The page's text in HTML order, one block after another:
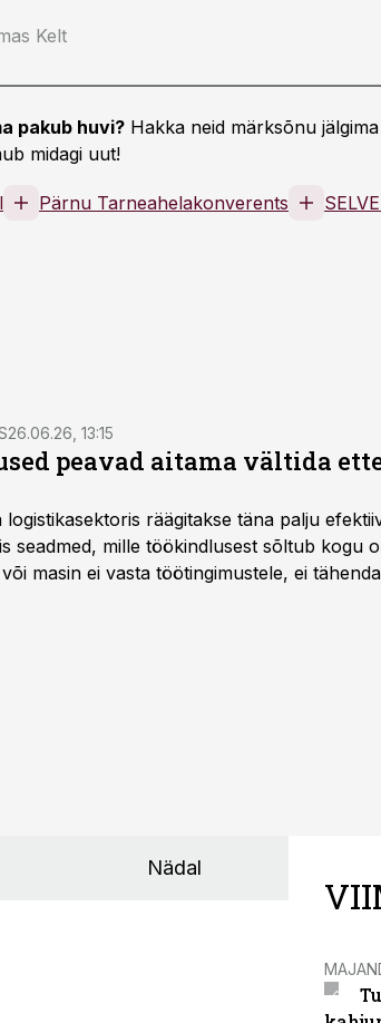
Kelt
pakub huvi? Hakka neid märksõnu
midagi uut!
Pärnu Tarneahelakonverents
26.06.26, 13:15
peavad aitama vältida
räägitakse täna palju
seadmed, mille töökindlusest sõltub kogu
masin ei vasta töötingimustele, ei
Nädal